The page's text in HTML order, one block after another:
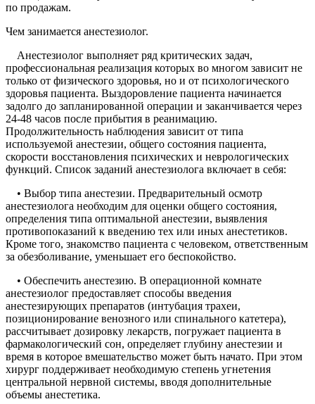
по продажам.
Чем занимается анестезиолог.
Анестезиолог выполняет ряд критических задач,
профессиональная реализация которых во многом зависит не
только от физического здоровья, но и от психологического
здоровья пациента. Выздоровление пациента начинается
задолго до запланированной операции и заканчивается через
24-48 часов после прибытия в реанимацию.
Продолжительность наблюдения зависит от типа
используемой анестезии, общего состояния пациента,
скорости восстановления психических и неврологических
функций. Список заданий анестезиолога включает в себя:
• Выбор типа анестезии. Предварительный осмотр
анестезиолога необходим для оценки общего состояния,
определения типа оптимальной анестезии, выявления
противопоказаний к введению тех или иных анестетиков.
Кроме того, знакомство пациента с человеком, ответственным
за обезболивание, уменьшает его беспокойство.
• Обеспечить анестезию. В операционной комнате
анестезиолог предоставляет способы введения
анестезирующих препаратов (интубация трахеи,
позиционирование венозного или спинального катетера),
рассчитывает дозировку лекарств, погружает пациента в
фармакологический сон, определяет глубину анестезии и
время в которое вмешательство может быть начато. При этом
хирург поддерживает необходимую степень угнетения
центральной нервной системы, вводя дополнительные
объемы анестетика.